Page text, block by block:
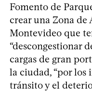
Fomento de
crear una Zona
Montevideo que
“descongestionar
cargas de gran
la ciudad, “por los
tránsito y el